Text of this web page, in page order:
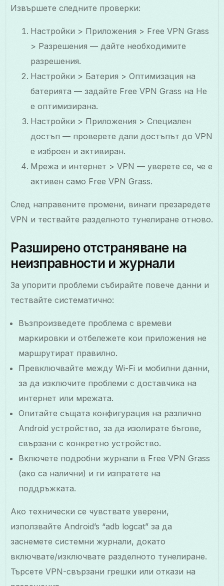
Извършете следните проверки:
Настройки > Приложения > Free VPN Grass
> Разрешения — дайте необходимите
разрешения.
Настройки > Батерия > Оптимизация на
батерията — задайте Free VPN Grass на Не
е оптимизирана.
Настройки > Приложения > Специален
достъп — проверете дали достъпът до VPN
е изброен и активиран.
Мрежа и интернет > VPN — уверете се, че е
активен само Free VPN Grass.
След направените промени, винаги презаредете
VPN и тествайте разделното тунелиране отново.
Разширено отстраняване на
неизправности и журнали
За упорити проблеми събирайте повече данни и
тествайте систематично:
Възпроизведете проблема с времеви
маркировки и отбележете кои приложения не
маршрутират правилно.
Превключвайте между Wi-Fi и мобилни данни,
за да изключите проблеми с доставчика на
интернет или мрежата.
Опитайте същата конфигурация на различно
Android устройство, за да изолирате бъгове,
свързани с конкретно устройство.
Включете подробни журнали в Free VPN Grass
(ако са налични) и ги изпратете на
поддръжката.
Ако технически се чувствате уверени,
използвайте Android’s “adb logcat” за да
заснемете системни журнали, докато
включвате/изключвате разделното тунелиране.
Търсете VPN-свързани грешки или откази на